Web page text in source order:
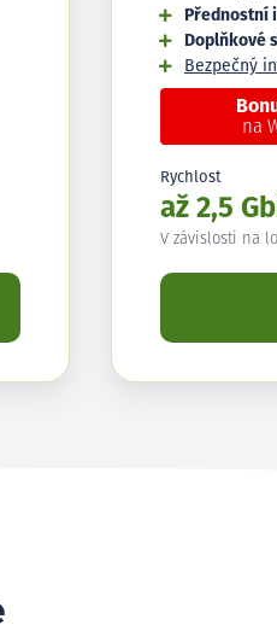
Přednostní
Doplňkové
Bezpečný
na
Rychlost
až 2,5
V závislosti na